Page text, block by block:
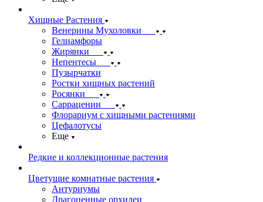
Хищные Растения
Венерины Мухоловки
Гелиамфоры
Жирянки
Непентесы
Пузырчатки
Ростки хищных растений
Росянки
Саррацении
Флорариум с хищными растениями
Цефалотусы
Еще
Редкие и коллекционные растения
Цветущие комнатные растения
Антуриумы
Драгоценные орхидеи